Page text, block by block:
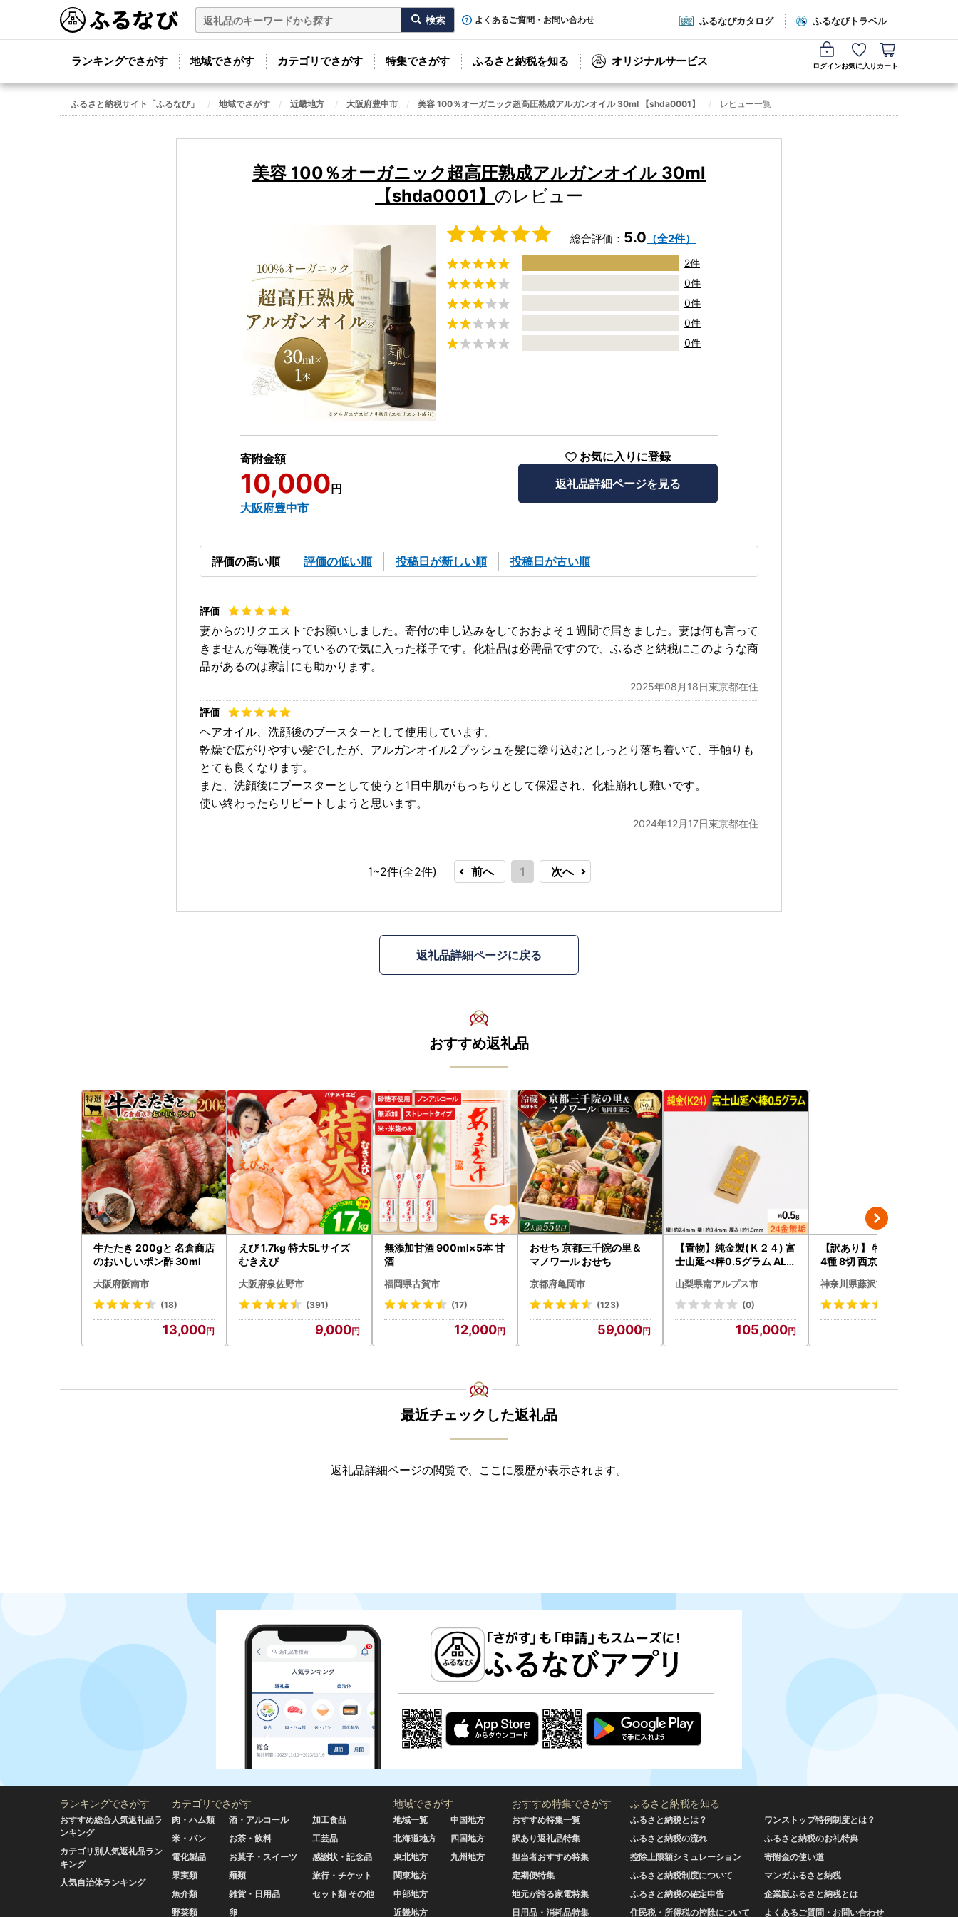
よくあるご質問・お問い合わせ ふるなびカタログ ふるなびトラベル
ランキングでさがす 地域でさがす カテゴリでさがす 特集でさがす ふるさと納税を知る オリジナルサービス ログインお気に入り カート
ふるさと納税サイト「ふるなび」 地域でさがす 近畿地方 大阪府豊中市 美容 100％オーガニック超高圧熟成アルガンオイル 30ml 【shda0001】 レビュー一覧
美容 100％オーガニック超高圧熟成アルガンオイル 30ml
【shda0001】 のレビュー
総合評価： 5.0 （全2件）
2件
0件
0件
0件
0件
寄附金額
10,000 円
大阪府豊中市
お気に入りに登録
返礼品詳細ページを見る
評価の高い順 評価の低い順 投稿日が新しい順 投稿日が古い順
妻からのリクエストでお願いしました。寄付の申し込みをしておおよそ１週間で届きました。妻は何も言って
きませんが毎晩使っているので気に入った様子です。化粧品は必需品ですので、ふるさと納税にこのような商
品があるのは家計にも助かります。
2025年08月18日東京都在住
ヘアオイル、洗顔後のブースターとして使用しています。
乾燥で広がりやすい髪でしたが、アルガンオイル2プッシュを髪に塗り込むとしっとり落ち着いて、手触りも
とても良くなります。
また、洗顔後にブースターとして使うと1日中肌がもっちりとして保湿され、化粧崩れし難いです。
使い終わったらリピートしようと思います。
2024年12月17日東京都在住
1~2件(全2件) 前へ 1 次へ
返礼品詳細ページに戻る
おすすめ返礼品
牛たたき 200gと 名倉商店
のおいしいポン酢 30ml
大阪府阪南市
(18)
13,000
えび 1.7kg 特大5Lサイズ
むきえび
大阪府泉佐野市
(391)
9,000
無添加甘酒 900ml×5本 甘
酒
福岡県古賀市
(17)
12,000
おせち 京都三千院の里＆
マノワール おせち
京都府亀岡市
(123)
59,000
【置物】純金製(Ｋ２４) 富
士山延べ棒0.5グラム ALP
山梨県南アルプス市
(0)
105,000
【訳あり】 特大 西京漬け
4種 8切 西京漬け
神奈川県藤沢市
最近チェックした返礼品
返礼品詳細ページの閲覧で、ここに履歴が表示されます。
ランキングでさがす
おすすめ総合人気返礼品ラ
ンキング
カテゴリ別人気返礼品ラン
キング
人気自治体ランキング
カテゴリでさがす
肉・ハム類
米・パン
電化製品
果実類
魚介類
野菜類
酒・アルコール
お茶・飲料
お菓子・スイーツ
麺類
雑貨・日用品
卵
加工食品
工芸品
感謝状・記念品
旅行・チケット
セット類 その他
地域でさがす
地域一覧
北海道地方
東北地方
関東地方
中部地方
近畿地方
中国地方
四国地方
九州地方
おすすめ特集でさがす
おすすめ特集一覧
訳あり返礼品特集
担当者おすすめ特集
定期便特集
地元が誇る家電特集
日用品・消耗品特集
ふるさと納税を知る
ふるさと納税とは？
ふるさと納税の流れ
控除上限額シミュレーション
ふるさと納税制度について
ふるさと納税の確定申告
住民税・所得税の控除について
ワンストップ特例制度とは？
ふるさと納税のお礼特典
寄附金の使い道
マンガふるさと納税
企業版ふるさと納税とは
よくあるご質問・お問い合わせ